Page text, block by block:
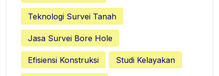
Teknologi Survei Tanah
Jasa Survei Bore Hole
Efisiensi Konstruksi Studi Kelayakan